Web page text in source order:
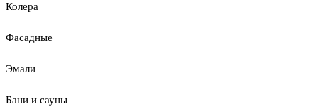
Колера
Фасадные
Эмали
Бани и сауны